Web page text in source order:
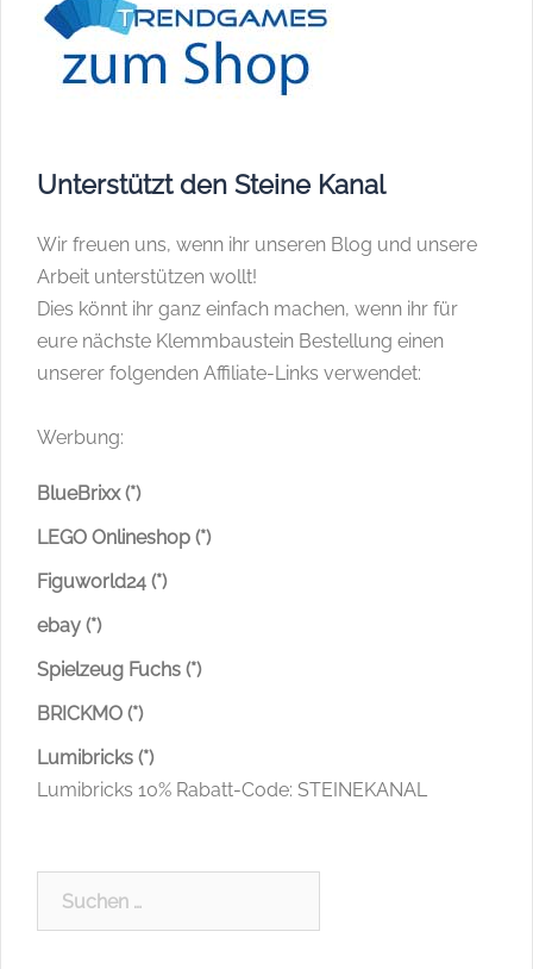
Unterstützt den Steine Kanal
Wir freuen uns, wenn ihr unseren Blog und unsere
Arbeit unterstützen wollt!
Dies könnt ihr ganz einfach machen, wenn ihr für
eure nächste Klemmbaustein Bestellung einen
unserer folgenden Affiliate-Links verwendet:
Werbung:
BlueBrixx (*)
LEGO Onlineshop (*)
Figuworld24 (*)
ebay (*)
Spielzeug Fuchs (*)
BRICKMO (*)
Lumibricks (*)
Lumibricks 10% Rabatt-Code: STEINEKANAL